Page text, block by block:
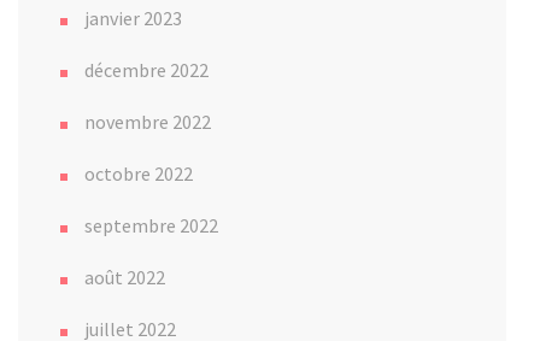
janvier 2023
décembre 2022
novembre 2022
octobre 2022
septembre 2022
août 2022
juillet 2022